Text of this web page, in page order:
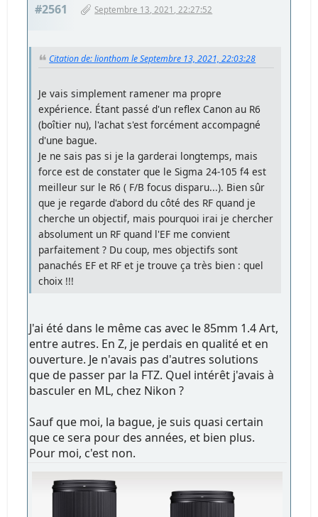
#2561 Septembre 13, 2021, 22:27:52
Citation de: lionthom le Septembre 13, 2021, 22:03:28
Je vais simplement ramener ma propre
expérience. Étant passé d'un reflex Canon au R6
(boîtier nu), l'achat s'est forcément accompagné
d'une bague.
Je ne sais pas si je la garderai longtemps, mais
force est de constater que le Sigma 24-105 f4 est
meilleur sur le R6 ( F/B focus disparu...). Bien sûr
que je regarde d'abord du côté des RF quand je
cherche un objectif, mais pourquoi irai je chercher
absolument un RF quand l'EF me convient
parfaitement ? Du coup, mes objectifs sont
panachés EF et RF et je trouve ça très bien : quel
choix !!!
J'ai été dans le même cas avec le 85mm 1.4 Art,
entre autres. En Z, je perdais en qualité et en
ouverture. Je n'avais pas d'autres solutions
que de passer par la FTZ. Quel intérêt j'avais à
basculer en ML, chez Nikon ?
Sauf que moi, la bague, je suis quasi certain
que ce sera pour des années, et bien plus.
Pour moi, c'est non.